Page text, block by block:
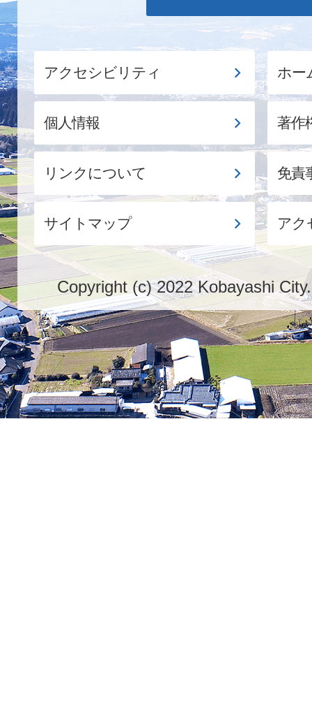
アクセシビリティ ホー
個人情報 著作
リンクについて 免責
サイトマップ アク
Copyright (c) 2022 Kobayashi